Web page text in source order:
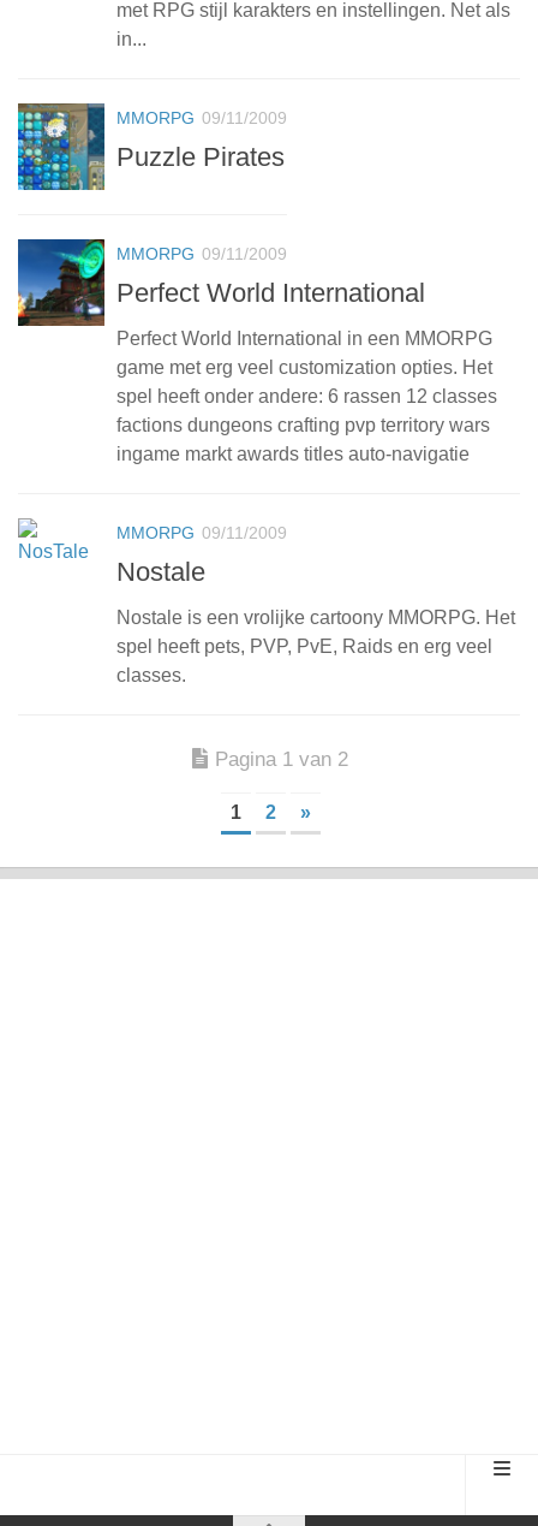
met RPG stijl karakters en instellingen. Net als
in...
MMORPG 09/11/2009
Puzzle Pirates
MMORPG 09/11/2009
Perfect World International
Perfect World International in een MMORPG
game met erg veel customization opties. Het
spel heeft onder andere: 6 rassen 12 classes
factions dungeons crafting pvp territory wars
ingame markt awards titles auto-navigatie
MMORPG 09/11/2009
Nostale
Nostale is een vrolijke cartoony MMORPG. Het
spel heeft pets, PVP, PvE, Raids en erg veel
classes.
Pagina 1 van 2
1 2 »